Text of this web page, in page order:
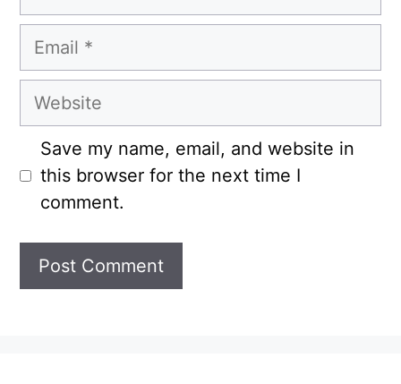
Email
Website
Save my name, email, and website in
this browser for the next time I
comment.